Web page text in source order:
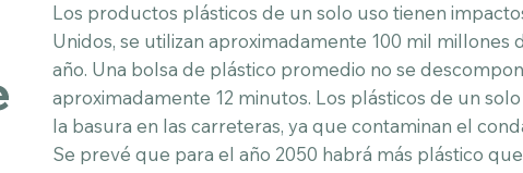
Los productos plásticos de un solo uso tienen
Unidos, se utilizan aproximadamente 100 mil millones
año. Una bolsa de plástico promedio no se
aproximadamente 12 minutos. Los plásticos de un
la basura en las carreteras, ya que contaminan el
Se prevé que para el año 2050 habrá más plástico